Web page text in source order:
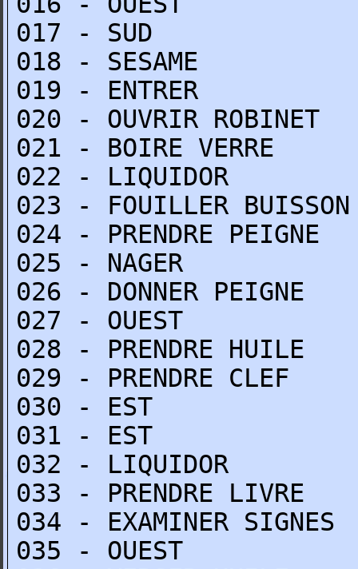
017 - SUD
018 - SESAME
019 - ENTRER
020 - OUVRIR ROBINET
021 - BOIRE VERRE
022 - LIQUIDOR
023 - FOUILLER BUISSON
024 - PRENDRE PEIGNE
025 - NAGER
026 - DONNER PEIGNE
027 - OUEST
028 - PRENDRE HUILE
029 - PRENDRE CLEF
030 - EST
031 - EST
032 - LIQUIDOR
033 - PRENDRE LIVRE
034 - EXAMINER SIGNES
035 - OUEST